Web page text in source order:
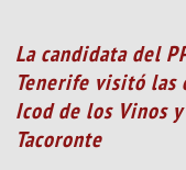
La candidata del
Tenerife visitó
Icod de los Vinos
Tacoronte